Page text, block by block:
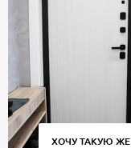
ХОЧУ ТАКУЮ ЖЕ